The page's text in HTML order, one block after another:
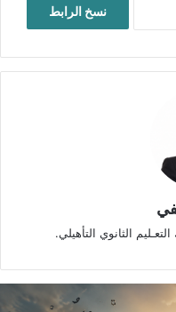
نسخ الرابط
الثانوي التأهيلي.